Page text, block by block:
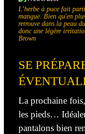
L’herbe à puce fait
mangue. Bien qu'en
retrouve dans la peau
donc une légère
Brown
SE
La prochaine
les pieds…
pantalons bien